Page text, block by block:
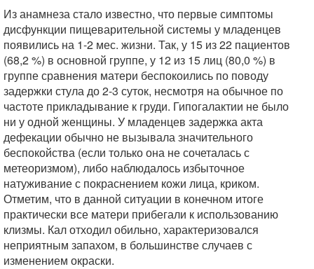
Из анамнеза стало известно, что первые симптомы
дисфункции пищеварительной системы у младенцев
появились на 1-2 мес. жизни. Так, у 15 из 22 пациентов
(68,2 %) в основной группе, у 12 из 15 лиц (80,0 %) в
группе сравнения матери беспокоились по поводу
задержки стула до 2-3 суток, несмотря на обычное по
частоте прикладывание к груди. Гипогалактии не было
ни у одной женщины. У младенцев задержка акта
дефекации обычно не вызывала значительного
беспокойства (если только она не сочеталась с
метеоризмом), либо наблюдалось избыточное
натуживание с покраснением кожи лица, криком.
Отметим, что в данной ситуации в конечном итоге
практически все матери прибегали к использованию
клизмы. Кал отходил обильно, характеризовался
неприятным запахом, в большинстве случаев с
изменением окраски.